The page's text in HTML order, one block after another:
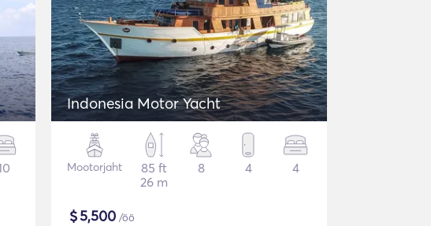
Indonesia Motor Yacht
Mootorjaht
85 ft
26 m
8 4 4
$5,500 /öö